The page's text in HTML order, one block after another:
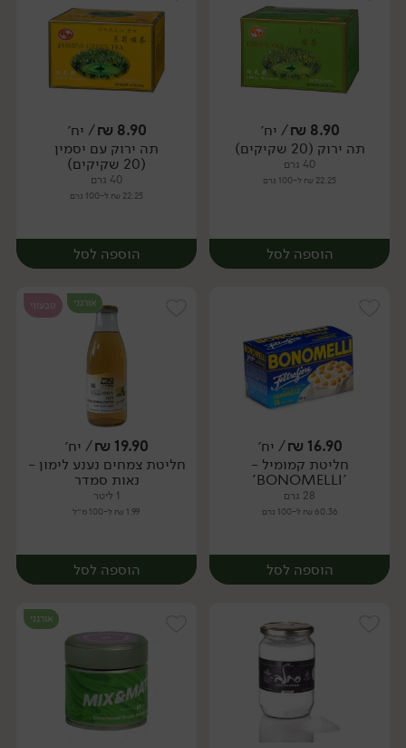
יח׳ יח׳
8.90
₪/ יח׳
תה ירוק (20 שקיקים)
40 גרם
22.25 ₪ ל-100 גרם
הוספה לסל
יח׳
8.90
₪/ יח׳
תה ירוק עם יסמין
(20 שקיקים)
40 גרם
22.25 ₪ ל-100 גרם
הוספה לסל
יח׳
16.90
₪/ יח׳
חליטת קמומיל -
'BONOMELLI'
28 גרם
60.36 ₪ ל-100 גרם
הוספה לסל
אורגני טבעוני
19.90
₪/ יח׳
חליטת צמחים נענע לימון -
נאות סמדר
1 ליטר
1.99 ₪ ל-100 מ״ל
הוספה לסל
אורגני